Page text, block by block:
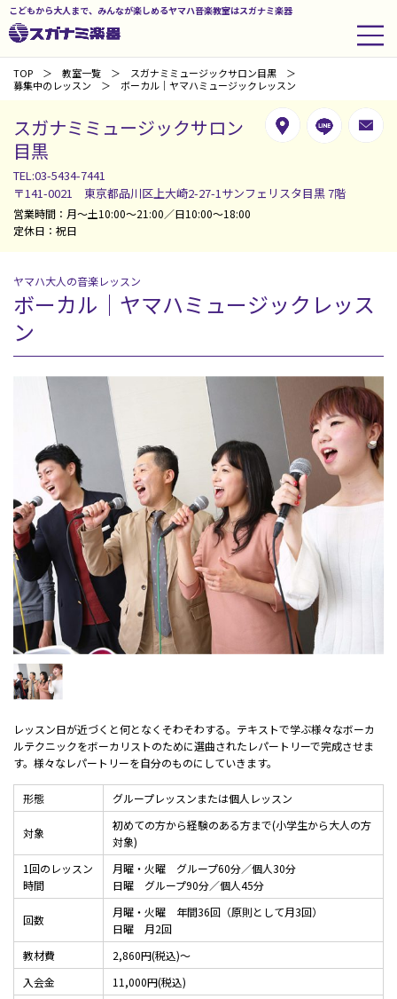
こどもから大人まで、みんなが楽しめるヤマハ音楽教室はスガナミ楽器
TOP 教室一覧
スガナミミュージックサロン目黒
募集中のレッスン
ボーカル｜ヤマハミュージックレッスン
スガナミミュージックサロン
目黒
TEL:03-5434-7441
〒141-0021 東京都品川区上大崎2-27-1サンフェリスタ目黒 7階
営業時間：月～土10:00～21:00／日10:00～18:00
定休日：祝日
ヤマハ大人の音楽レッスン
ボーカル｜ヤマハミュージックレッス
ン
レッスン日が近づくと何となくそわそわする。テキストで学ぶ様々なボーカ
ルテクニックをボーカリストのために選曲されたレパートリーで完成させま
す。様々なレパートリーを自分のものにしていきます。
形態 グループレッスンまたは個人レッスン
対象
初めての方から経験のある方まで(小学生から大人の方
対象)
1回のレッスン
時間
月曜・火曜 グループ60分／個人30分
日曜 グループ90分／個人45分
回数
月曜・火曜 年間36回（原則として月3回）
日曜 月2回
教材費
2,860円(税込)～
入会金
11,000円(税込)